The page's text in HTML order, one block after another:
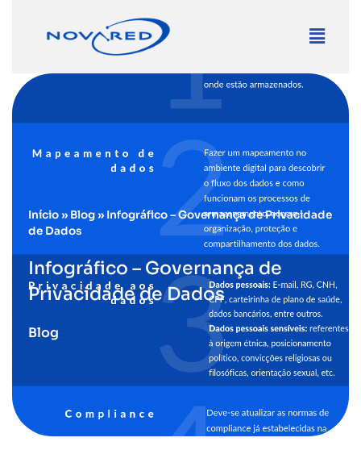
Início» Blog» Infográfico – Governança de Privacidade
de Dados
Infográfico – Governança de
Privacidade de Dados
Blog